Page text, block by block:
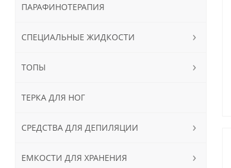
ПАРАФИНОТЕРАПИЯ
СПЕЦИАЛЬНЫЕ ЖИДКОСТИ
ТОПЫ
ТЕРКА ДЛЯ НОГ
СРЕДСТВА ДЛЯ ДЕПИЛЯЦИИ
ЕМКОСТИ ДЛЯ ХРАНЕНИЯ